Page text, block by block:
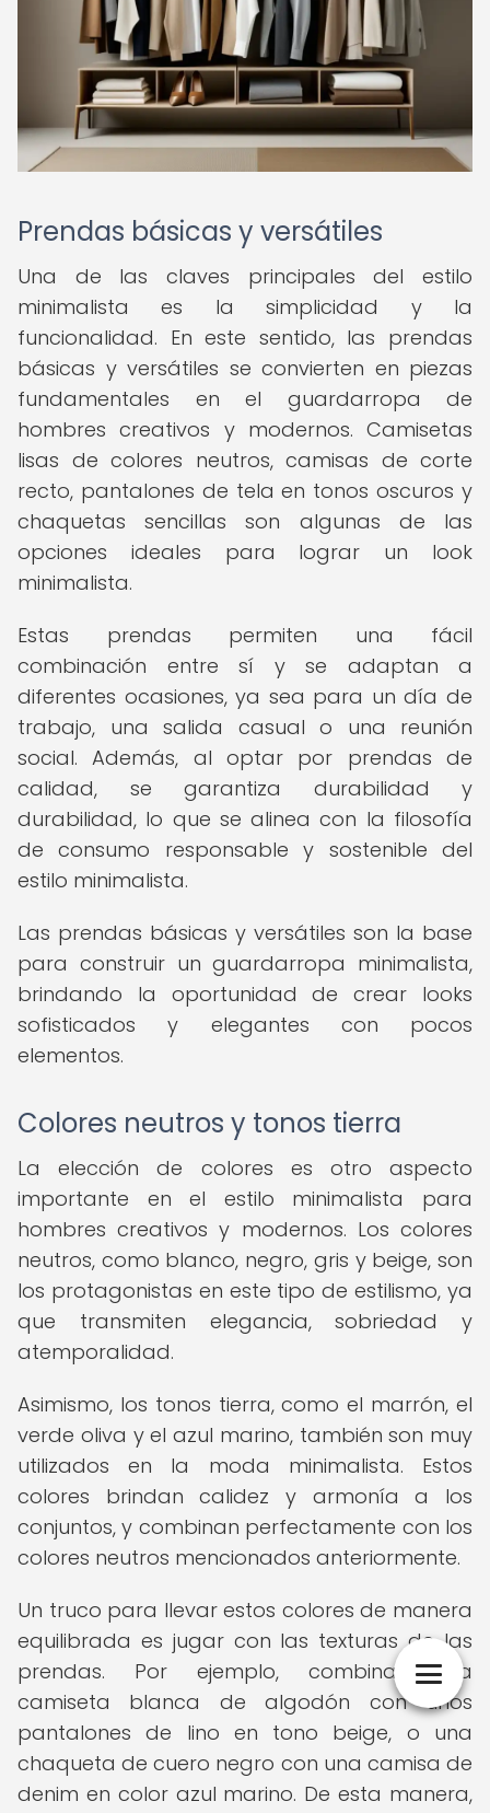
Prendas básicas y versátiles
Una de las claves principales del estilo
minimalista es la simplicidad y la
funcionalidad. En este sentido, las prendas
básicas y versátiles se convierten en piezas
fundamentales en el guardarropa de
hombres creativos y modernos. Camisetas
lisas de colores neutros, camisas de corte
recto, pantalones de tela en tonos oscuros y
chaquetas sencillas son algunas de las
opciones ideales para lograr un look
minimalista.
Estas prendas permiten una fácil
combinación entre sí y se adaptan a
diferentes ocasiones, ya sea para un día de
trabajo, una salida casual o una reunión
social. Además, al optar por prendas de
calidad, se garantiza durabilidad y
durabilidad, lo que se alinea con la filosofía
de consumo responsable y sostenible del
estilo minimalista.
Las prendas básicas y versátiles son la base
para construir un guardarropa minimalista,
brindando la oportunidad de crear looks
sofisticados y elegantes con pocos
elementos.
Colores neutros y tonos tierra
La elección de colores es otro aspecto
importante en el estilo minimalista para
hombres creativos y modernos. Los colores
neutros, como blanco, negro, gris y beige, son
los protagonistas en este tipo de estilismo, ya
que transmiten elegancia, sobriedad y
atemporalidad.
Asimismo, los tonos tierra, como el marrón, el
verde oliva y el azul marino, también son muy
utilizados en la moda minimalista. Estos
colores brindan calidez y armonía a los
conjuntos, y combinan perfectamente con los
colores neutros mencionados anteriormente.
Un truco para llevar estos colores de manera
equilibrada es jugar con las texturas de las
prendas. Por ejemplo, combinar una
camiseta blanca de algodón con unos
pantalones de lino en tono beige, o una
chaqueta de cuero negro con una camisa de
denim en color azul marino. De esta manera,